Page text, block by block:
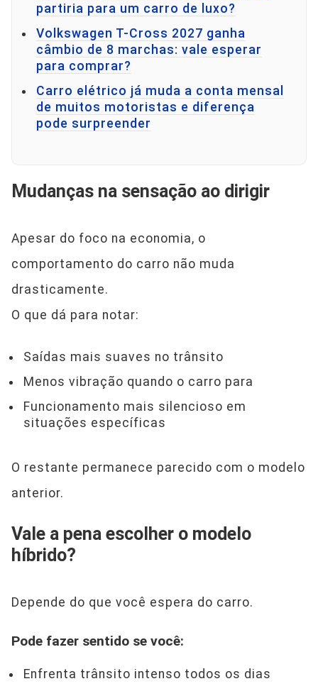
partiria para um carro de luxo?
Volkswagen T-Cross 2027 ganha
câmbio de 8 marchas: vale esperar
para comprar?
Carro elétrico já muda a conta mensal
de muitos motoristas e diferença
pode surpreender
Mudanças na sensação ao dirigir
Apesar do foco na economia, o
comportamento do carro não muda
drasticamente.
O que dá para notar:
Saídas mais suaves no trânsito
Menos vibração quando o carro para
Funcionamento mais silencioso em
situações específicas
O restante permanece parecido com o modelo
anterior.
Vale a pena escolher o modelo
híbrido?
Depende do que você espera do carro.
Pode fazer sentido se você:
Enfrenta trânsito intenso todos os dias